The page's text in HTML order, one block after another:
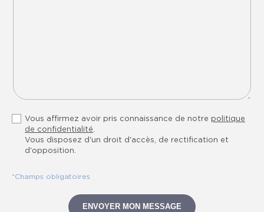
Vous affirmez avoir pris connaissance de notre politique
de confidentialité.
Vous disposez d'un droit d'accès, de rectification et
d'opposition.
*Champs obligatoires
ENVOYER MON MESSAGE